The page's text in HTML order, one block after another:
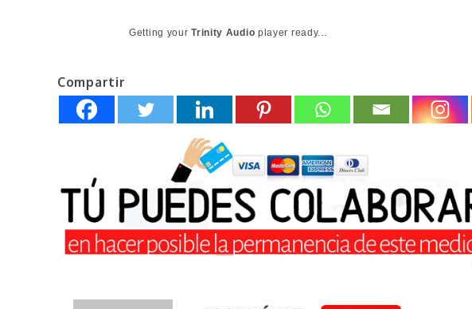
Getting yourTrinity Audio player ready...
Compartir